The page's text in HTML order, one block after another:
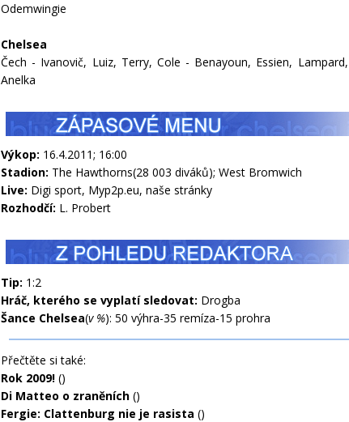
Odemwingie
Chelsea
Čech - Ivanovič, Luiz, Terry, Cole - Benayoun, Essien,
Anelka
Výkop: 16.4.2011; 16:00
Stadion: The Hawthorns(28 003 diváků); West Bromwich
Live: Digi sport, Myp2p.eu, naše stránky
Rozhodčí: L. Probert
Tip: 1:2
Hráč, kterého se vyplatí sledovat: Drogba
Šance Chelsea(v %): 50 výhra-35 remíza-15 prohra
Přečtěte si také:
Rok 2009! ()
Di Matteo o zraněních ()
Fergie: Clattenburg nie je rasista ()